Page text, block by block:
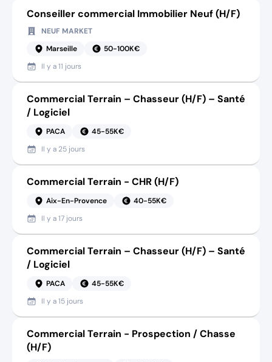
Conseiller commercial Immobilier Neuf (H/F)
NEUF MARKET
Marseille
50-100K€
Il y a11 jours
Commercial Terrain – Chasseur (H/F) – Santé
/ Logiciel
PACA
45-55K€
Il y a 25 jours
Commercial Terrain - CHR (H/F)
Aix-En-Provence
40-55K€
Il y a17 jours
Commercial Terrain – Chasseur (H/F) – Santé
/ Logiciel
PACA
45-55K€
Il y a15 jours
Commercial Terrain - Prospection / Chasse
(H/F)